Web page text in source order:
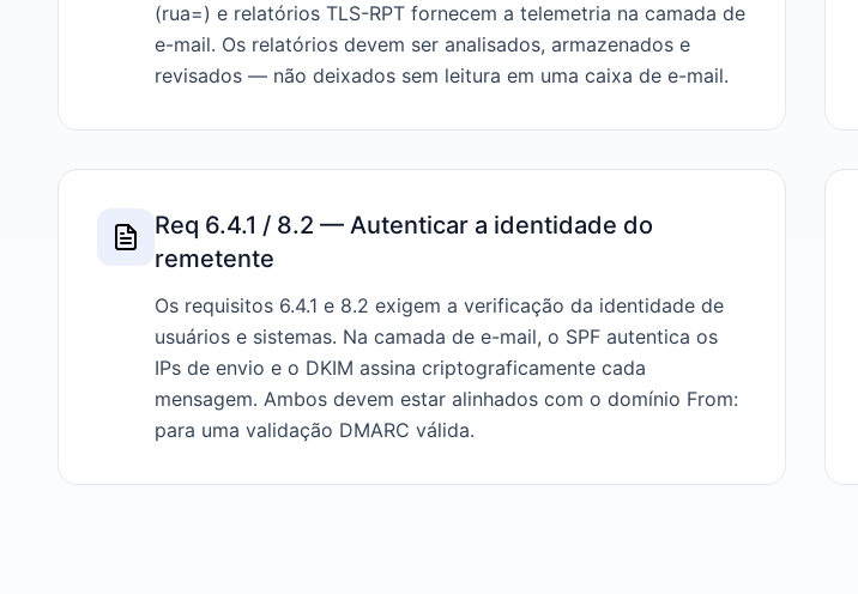
(rua=) e relatórios TLS-RPT fornecem a telemetria na camada de
e-mail. Os relatórios devem ser analisados, armazenados e
revisados — não deixados sem leitura em uma caixa de e-mail.
Req 6.4.1 / 8.2 — Autenticar a identidade do
remetente
Os requisitos 6.4.1 e 8.2 exigem a verificação da identidade de
usuários e sistemas. Na camada de e-mail, o SPF autentica os
IPs de envio e o DKIM assina criptograficamente cada
mensagem. Ambos devem estar alinhados com o domínio From:
para uma validação DMARC válida.